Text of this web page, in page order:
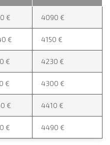
€ 4090 €
€ 4150 €
€ 4230 €
€ 4300 €
€ 4410 €
€ 4490 €